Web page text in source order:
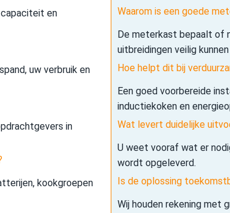
capaciteit en
uw verbruik en
in
kookgroepen
Waarom is een goede
De meterkast bepaalt of
uitbreidingen veilig
Hoe helpt dit bij
Een goed voorbereide
inductiekoken en
Wat levert duidelijke
U weet vooraf wat er
wordt opgeleverd.
Is de oplossing
Wij houden rekening met